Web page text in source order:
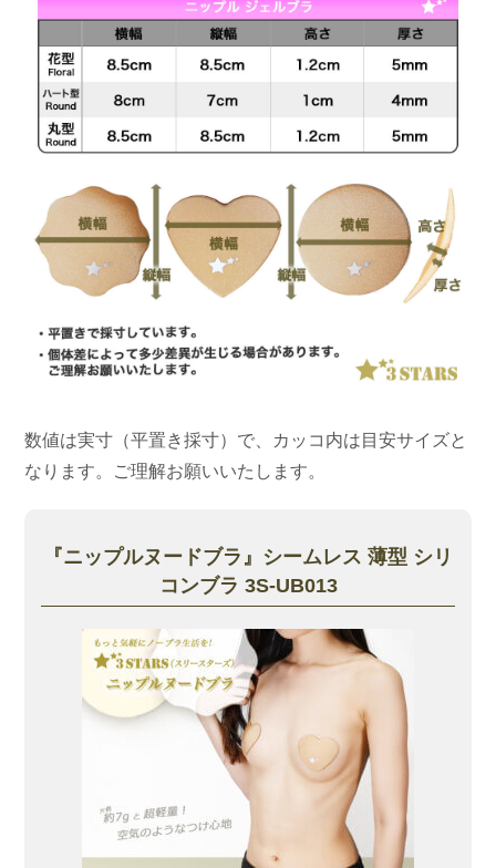
数値は実寸（平置き採寸）で、カッコ内は目安サイズと
なります。ご理解お願いいたします。
『ニップルヌードブラ』シームレス 薄型 シリ
コンブラ 3S-UB013